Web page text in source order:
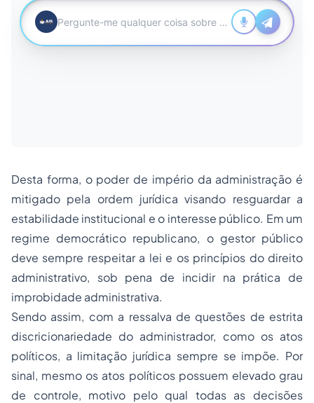
Desta forma, o poder de império da administração é
mitigado pela ordem jurídica visando resguardar a
estabilidade institucional e o interesse público. Em um
regime democrático republicano, o gestor público
deve sempre respeitar a lei e os princípios do direito
administrativo, sob pena de incidir na prática de
improbidade administrativa.
Sendo assim, com a ressalva de questões de estrita
discricionariedade do administrador, como os atos
políticos, a limitação jurídica sempre se impõe. Por
sinal, mesmo os atos políticos possuem elevado grau
de controle, motivo pelo qual todas as decisões